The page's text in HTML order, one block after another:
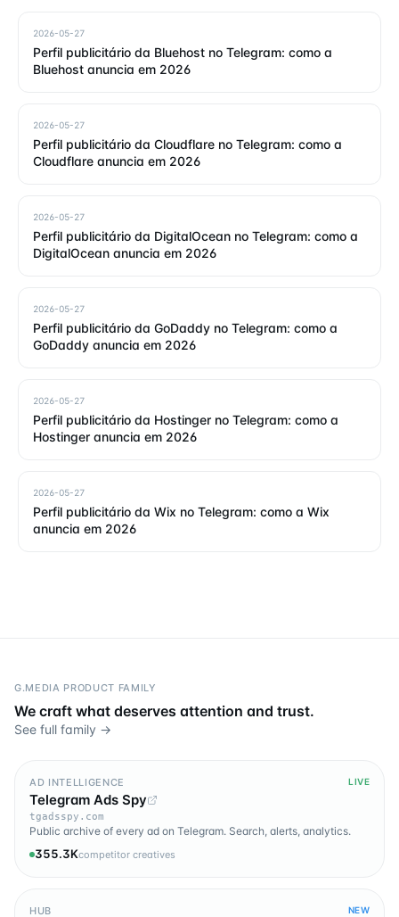
2026-05-27
Perfil publicitário da Bluehost no Telegram: como a
Bluehost anuncia em 2026
2026-05-27
Perfil publicitário da Cloudflare no Telegram: como a
Cloudflare anuncia em 2026
2026-05-27
Perfil publicitário da DigitalOcean no Telegram: como a
DigitalOcean anuncia em 2026
2026-05-27
Perfil publicitário da GoDaddy no Telegram: como a
GoDaddy anuncia em 2026
2026-05-27
Perfil publicitário da Hostinger no Telegram: como a
Hostinger anuncia em 2026
2026-05-27
Perfil publicitário da Wix no Telegram: como a Wix
anuncia em 2026
G.MEDIA PRODUCT FAMILY
We craft what deserves attention and trust.
See full family →
AD INTELLIGENCE LIVE
Telegram Ads Spy
tgadsspy.com
Public archive of every ad on Telegram. Search, alerts, analytics.
355.3Kcompetitor creatives
HUB NEW